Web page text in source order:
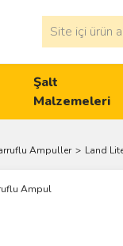
Şalt
Malzemeleri
Ampuller Land